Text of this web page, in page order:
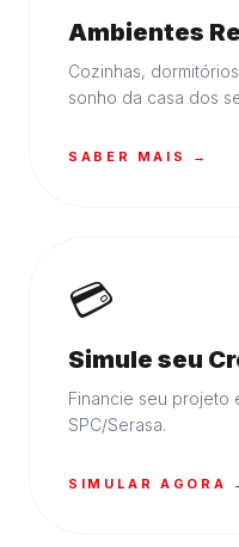
Ambientes
Cozinhas,
sonho da casa dos
SABER MAIS →
💳
Simule seu
Financie seu projeto
SPC/Serasa.
SIMULAR AGORA